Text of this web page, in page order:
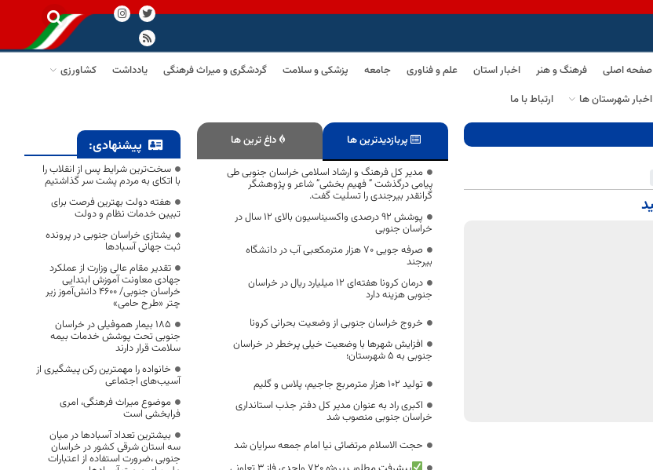
صفحه اصلی فرهنگ و هنر اخبار استان علم و فناوری جامعه پزشکی و سلامت گردشگری و میراث فرهنگی یادداشت
کشاورزی
اخبار شهرستان ها
ارتباط با ما
پربازدیدترین ها داغ ترین ها
مدیر کل فرهنگ و ارشاد اسلامی خراسان جنوبی طی
پیامی درگذشت ” فهیم بخشی” شاعر و پژوهشگر
گرانقدر بیرجندی را تسلیت گفت.
پوشش ۹۲ درصدی واکسیناسیون بالای ۱۲ سال در
خراسان جنوبی
صرفه جویی ۷۰ هزار مترمکعبی آب در دانشگاه
بیرجند
درمان کرونا هفته‌ای ۱۲ میلیارد ریال در خراسان
جنوبی هزینه دارد
خروج خراسان جنوبی از وضعیت بحرانی کرونا
افزایش شهرها با وضعیت خیلی پرخطر در خراسان
جنوبی به ۵ شهرستان؛
تولید ۱۰۲ هزار مترمربع جاجیم، پلاس و گلیم
اکبری راد به عنوان مدیر کل دفتر جذب استانداری
خراسان جنوبی منصوب شد
حجت الاسلام مرتضائی نیا امام جمعه سرایان شد
پیشنهادی:
سخت‌ترین شرایط پس از انقلاب را
با اتکای به مردم پشت سر گذاشتیم
هفته دولت بهترین فرصت برای
تبیین خدمات نظام و دولت
یشتازی خراسان جنوبی در پرونده
ثبت جهانی آسبادها
تقدیر مقام عالی وزارت از عملکرد
جهادی معاونت آموزش ابتدایی
خراسان جنوبی/ ۴۶۰۰ دانش‌آموز زیر
چتر «طرح حامی»
۱۸۵ بیمار هموفیلی در خراسان
جنوبی تحت پوشش خدمات بیمه
سلامت قرار دارند
خانواده را مهمترین رکن پیشگیری از
آسیب‌های اجتماعی
موضوع میراث فرهنگی، امری
فرابخشی است
بیشترین تعداد آسبادها در میان
سه استان شرقی کشور در خراسان
جنوبی ،ضرورت استفاده از اعتبارات